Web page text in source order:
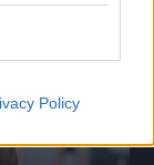
Policy